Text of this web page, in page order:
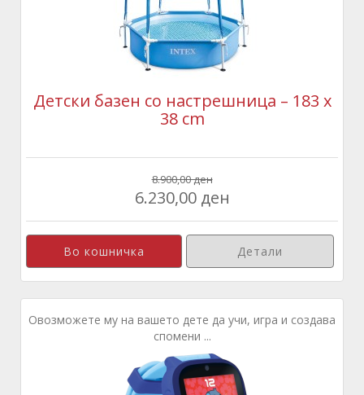
Детски базен со настрешница – 183 x
38 cm
8.900,00 ден
6.230,00 ден
Детали
Овозможете му на вашето дете да учи, игра и создава
спомени ...